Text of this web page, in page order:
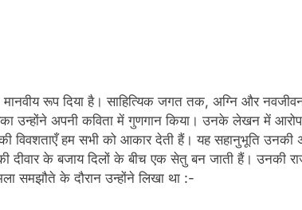
मानवीय रूप दिया है। साहित्यिक जगत तक, अग्नि और
उन्होंने अपनी कविता में गुणगान किया। उनके लेखन में
विवशताएँ हम सभी को आकार देती हैं। यह सहानुभूति
दीवार के बजाय दिलों के बीच एक सेतु बन जाती हैं। उनकी
समझौते के दौरान उन्होंने लिखा था :-